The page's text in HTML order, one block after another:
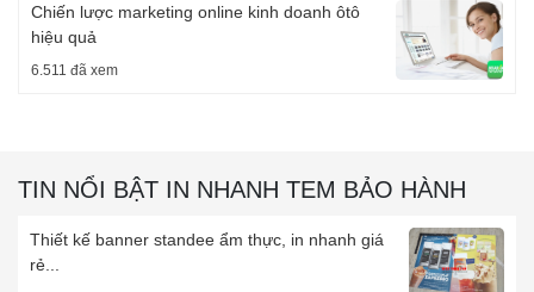
Chiến lược marketing online kinh doanh ôtô
hiệu quả
6.511 đã xem
TIN NỔI BẬT IN NHANH TEM BẢO HÀNH
Thiết kế banner standee ẩm thực, in nhanh giá
rẻ...